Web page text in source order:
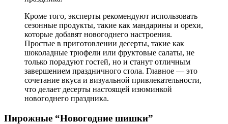
Кроме того, эксперты рекомендуют использовать
сезонные продукты, такие как мандарины и орехи,
которые добавят новогоднего настроения.
Простые в приготовлении десерты, такие как
шоколадные трюфели или фруктовые салаты, не
только порадуют гостей, но и станут отличным
завершением праздничного стола. Главное — это
сочетание вкуса и визуальной привлекательности,
что делает десерты настоящей изюминкой
новогоднего праздника.
Пирожные “Новогодние шишки”